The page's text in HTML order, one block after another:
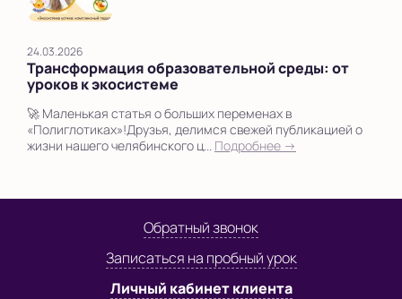
24.03.2026
Трансформация образовательной среды: от
уроков к экосистеме
🚀 Маленькая статья о больших переменах в
«Полиглотиках»!Друзья, делимся свежей публикацией о
жизни нашего челябинского ц... Подробнее →
Обратный звонок
Записаться на пробный урок
Личный кабинет клиента